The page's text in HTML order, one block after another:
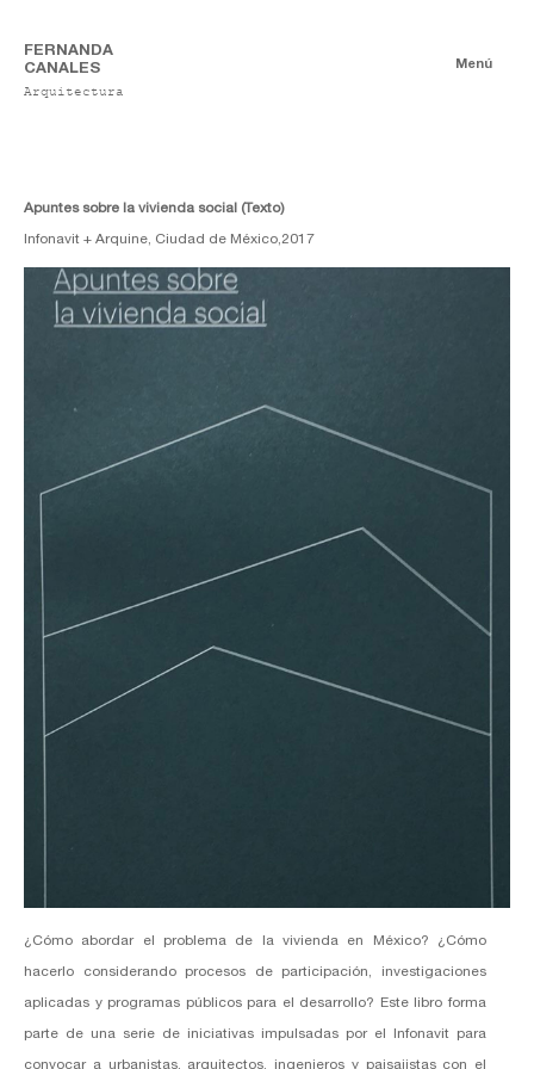
FERNANDA
CANALES
Arquitectura
Menú
Apuntes sobre la vivienda social (Texto)
Infonavit + Arquine, Ciudad de México,2017
¿Cómo abordar el problema de la vivienda en México? ¿Cómo
hacerlo considerando procesos de participación, investigaciones
aplicadas y programas públicos para el desarrollo? Este libro forma
parte de una serie de iniciativas impulsadas por el Infonavit para
convocar a urbanistas, arquitectos, ingenieros y paisajistas con el